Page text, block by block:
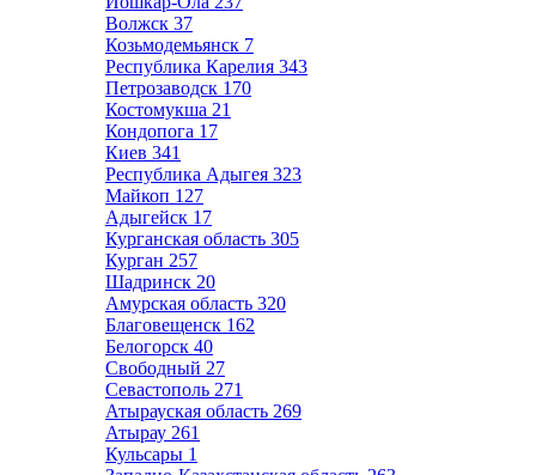
Волжск 37
Козьмодемьянск 7
Республика Карелия 343
Петрозаводск 170
Костомукша 21
Кондопога 17
Киев 341
Республика Адыгея 323
Майкоп 127
Адыгейск 17
Курганская область 305
Курган 257
Шадринск 20
Амурская область 320
Благовещенск 162
Белогорск 40
Свободный 27
Севастополь 271
Атырауская область 269
Атырау 261
Кульсары 1